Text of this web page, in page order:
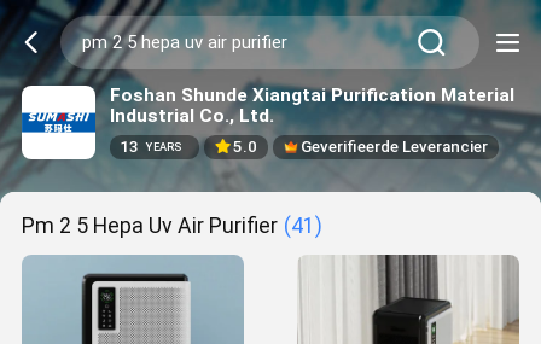
Foshan Shunde Xiangtai Purification Material
Industrial Co., Ltd.
13 YEARS 5.0 Geverifieerde Leverancier
Pm 2 5 Hepa Uv Air Purifier (41)